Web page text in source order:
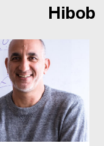
Hibob